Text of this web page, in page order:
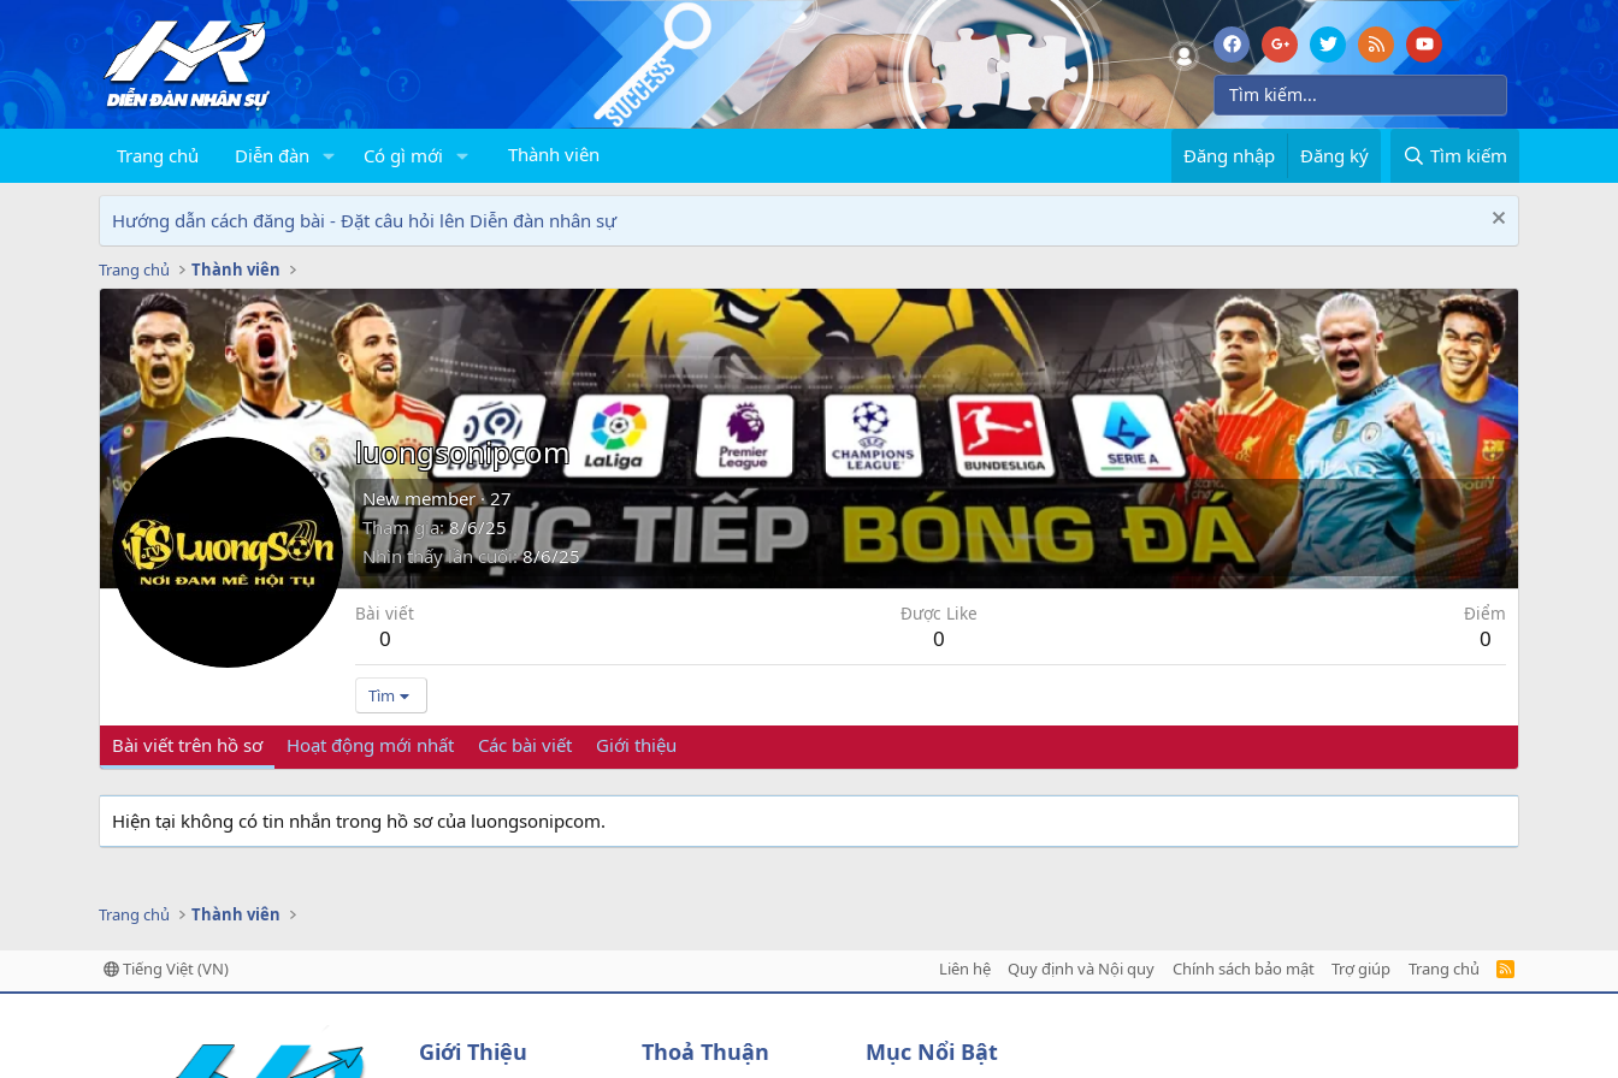
Trang chủ Diễn đàn Có gì mới Thành viên Đăng nhập Đăng ký Tìm kiếm
Hướng dẫn cách đăng bài - Đặt câu hỏi lên Diễn đàn nhân sự
Trang chủ Thành viên
luongsonipcom
New member ·27
Tham gia 8/6/25
Nhìn thấy lần cuối 8/6/25
Bài viết
0
Được Like
0
Điểm
0
Tìm
Bài viết trên hồ sơ Hoạt động mới nhất Các bài viết Giới thiệu
Hiện tại không có tin nhắn trong hồ sơ của luongsonipcom.
Trang chủ Thành viên
Tiếng Việt (VN) Liên hệ Quy định và Nội quy Chính sách bảo mật Trợ giúp Trang chủ
R
Giới Thiệu Thoả Thuận Mục Nổi Bật